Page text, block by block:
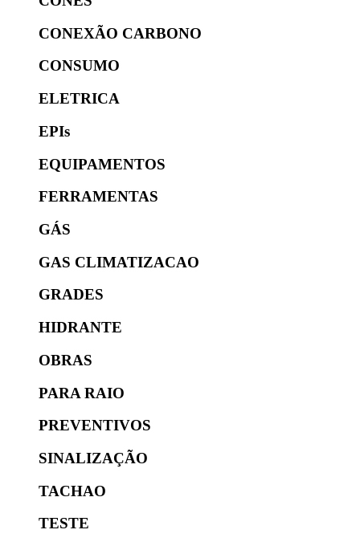
CONEXÃO CARBONO
CONSUMO
ELETRICA
EPIs
EQUIPAMENTOS
FERRAMENTAS
GÁS
GAS CLIMATIZACAO
GRADES
HIDRANTE
OBRAS
PARA RAIO
PREVENTIVOS
SINALIZAÇÃO
TACHAO
TESTE